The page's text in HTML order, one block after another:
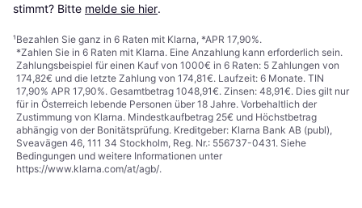
stimmt? Bitte melde sie hier.
¹Bezahlen Sie ganz in 6 Raten mit Klarna, *APR 17,90%.
*Zahlen Sie in 6 Raten mit Klarna. Eine Anzahlung kann erforderlich sein.
Zahlungsbeispiel für einen Kauf von 1000€ in 6 Raten: 5 Zahlungen von
174,82€ und die letzte Zahlung von 174,81€. Laufzeit: 6 Monate. TIN
17,90% APR 17,90%. Gesamtbetrag 1048,91€. Zinsen: 48,91€. Dies gilt nur
für in Österreich lebende Personen über 18 Jahre. Vorbehaltlich der
Zustimmung von Klarna. Mindestkaufbetrag 25€ und Höchstbetrag
abhängig von der Bonitätsprüfung. Kreditgeber: Klarna Bank AB (publ),
Sveavägen 46, 111 34 Stockholm, Reg. Nr.: 556737-0431. Siehe
Bedingungen und weitere Informationen unter
https://www.klarna.com/at/agb/.